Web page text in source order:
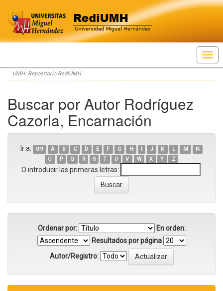
Skip
navigation
UMH: Repositorio RediUMH
Buscar por Autor Rodríguez
Cazorla, Encarnación
Ir a: 0-9 A B C D E F G H I J K L M
N
O
P Q R S T U V W X Y Z
O introducir las primeras letras:
Ordenar por:
En orden:
Resultados por página
Autor/Registro: